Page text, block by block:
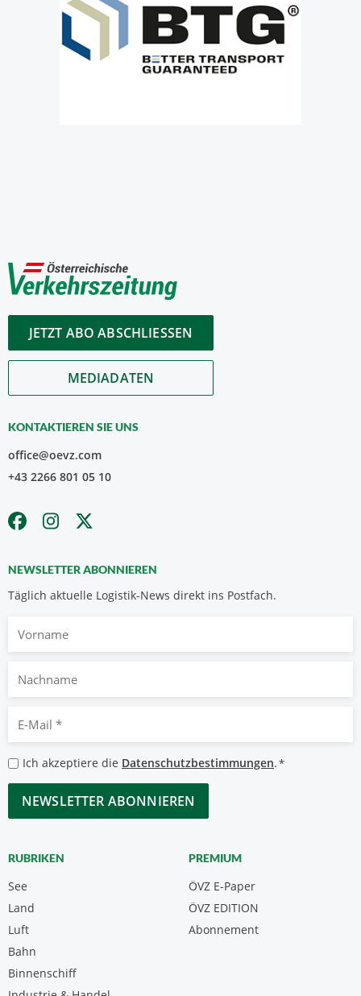
JETZT ABO ABSCHLIESSEN
MEDIADATEN
KONTAKTIEREN SIE UNS
office@oevz.com
+43 2266 801 05 10
NEWSLETTER ABONNIEREN
Täglich aktuelle Logistik-News direkt ins Postfach.
Nachname
Mail
*
Datenschutzbestimmungen
*
Ich akzeptiere die Datenschutzbestimmungen.*
CAPTCHA
RUBRIKEN
See
Land
Luft
Bahn
Binnenschiff
PREMIUM
ÖVZ E-Paper
Abonnement
ÖVZ EDITION